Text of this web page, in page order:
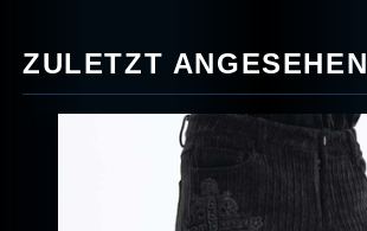
ZULETZT ANGESEHEN